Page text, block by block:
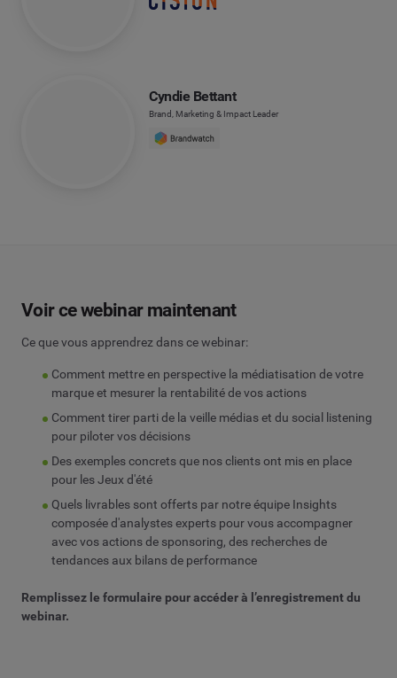
Cyndie Bettant
Brand, Marketing & Impact Leader
Voir ce webinar maintenant
Ce que vous apprendrez dans ce webinar:
Comment mettre en perspective la médiatisation de votre
marque et mesurer la rentabilité de vos actions
Comment tirer parti de la veille médias et du social listening
pour piloter vos décisions
Des exemples concrets que nos clients ont mis en place
pour les Jeux d'été
Quels livrables sont offerts par notre équipe Insights
composée d'analystes experts pour vous accompagner
avec vos actions de sponsoring, des recherches de
tendances aux bilans de performance
Remplissez le formulaire pour accéder à l’enregistrement du
webinar.